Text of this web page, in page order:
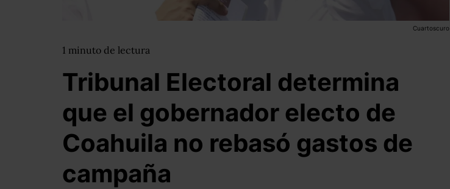
Cuartoscuro
1 minuto de lectura
Tribunal Electoral determina
que el gobernador electo de
Coahuila no rebasó gastos de
campaña